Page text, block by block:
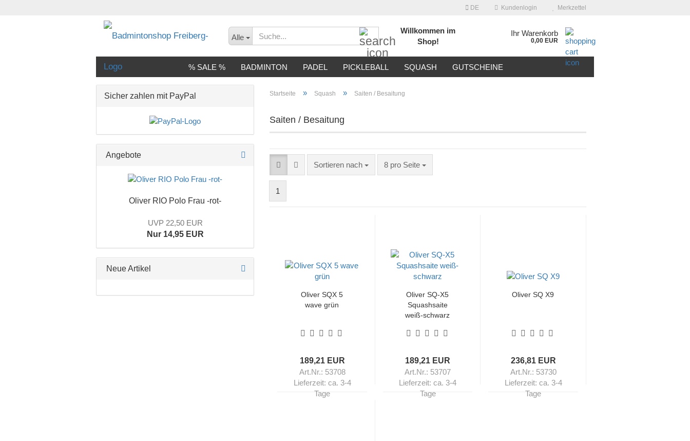
DE Kundenlogin Merkzettel
Alle
Suche...Willkommen im
Shop!
Ihr Warenkorb
0,00 EUR
% SALE % BADMINTON PADEL PICKLEBALL SQUASH GUTSCHEINE
Startseite » Squash » Saiten / Besaitung
Saiten / Besaitung
Sortieren nach
Sortieren nach 8 pro Seite
pro Seite
1
Oliver SQX 5
wave grün
189,21 EUR
Art.Nr.: 53708
Lieferzeit: ca. 3-4
Tage
Oliver SQ-X5
Squashsaite
weiß-schwarz
189,21 EUR
Art.Nr.: 53707
Lieferzeit:ca. 3-4
Tage
Oliver SQ X9
236,81 EUR
Art.Nr.: 53730
Lieferzeit: ca. 3-4
Tage
Sicher zahlen mit PayPal
Angebote
Oliver RIO Polo Frau -rot-
UVP 22,50 EUR
Nur 14,95 EUR
Neue Artikel